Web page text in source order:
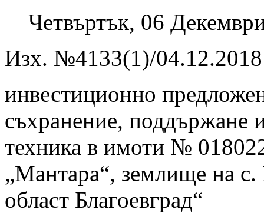
Четвъртък, 06
Изх. №4133(1)/04.12.2018
инвестиционно
съхранение, поддържане
техника в имоти №
„Мантара“, землище на
област Благоевград“